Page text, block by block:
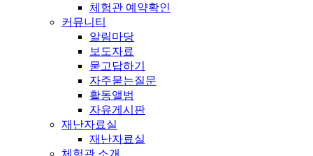
체험관 예약확인
커뮤니티
알림마당
보도자료
묻고답하기
자주묻는질문
활동앨범
자유게시판
재난자료실
재난자료실